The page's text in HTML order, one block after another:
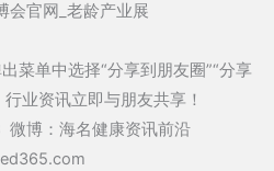
菜单中选择“分享到朋友圈”“分享
业资讯立即与朋友共享！
博：海名健康资讯前沿